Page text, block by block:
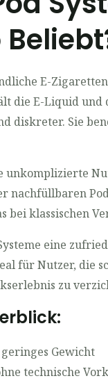
E-
die E-Liquid
diskreter. Sie
unkomplizierte
nachfüllbaren
bei klassischen
eine
für Nutzer, die
zu
Gewicht
technische